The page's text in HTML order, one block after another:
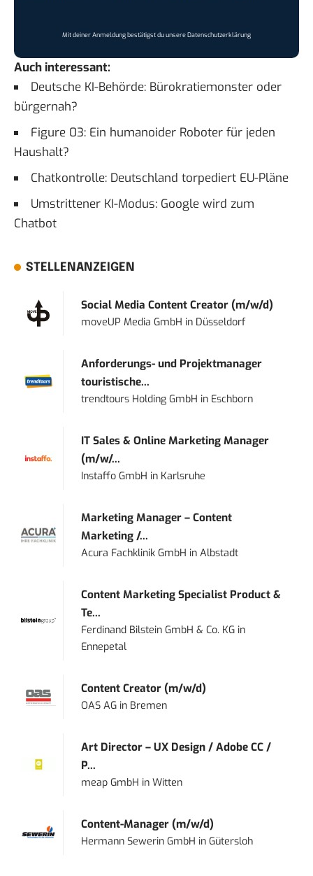
Mit deiner Anmeldung bestätigst du unsereDatenschutzerklärung
Auch interessant:
Deutsche KI-Behörde: Bürokratiemonster oder
bürgernah?
Figure 03: Ein humanoider Roboter für jeden
Haushalt?
Chatkontrolle: Deutschland torpediert EU-Pläne
Umstrittener KI-Modus: Google wird zum
Chatbot
STELLENANZEIGEN
Social Media Content Creator (m/w/d)
moveUP Media GmbH in Düsseldorf
Anforderungs- und Projektmanager
touristische...
trendtours Holding GmbH in Eschborn
IT Sales & Online Marketing Manager
(m/w/...
Instaffo GmbH in Karlsruhe
Marketing Manager – Content
Marketing /...
Acura Fachklinik GmbH inAlbstadt
Content Marketing Specialist Product &
Te...
Ferdinand Bilstein GmbH & Co. KG in
Ennepetal
Content Creator (m/w/d)
OAS AG in Bremen
Art Director – UX Design / Adobe CC /
P...
meap GmbH inWitten
Content-Manager (m/w/d)
Hermann Sewerin GmbH inGütersloh